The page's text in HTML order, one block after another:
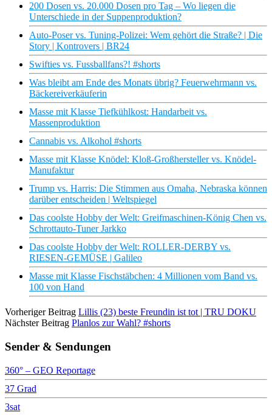
200 Dosen vs. 20.000 Dosen pro Tag – Wo liegen die
Unterschiede in der Suppenproduktion?
Auto-Poser vs. Tuning-Polizei: Wem gehört die Straße? | Die
Story | Kontrovers | BR24
Swifties vs. Fussballfans?! #shorts
Was bleibt am Ende des Monats übrig? Feuerwehrmann vs.
Bäckereiverkäuferin
Masse mit Klasse Tiefkühlkost: Handarbeit vs.
Massenproduktion
Cannabis vs. Alkohol #shorts
Masse mit Klasse Knödel: Kloß-Großhersteller vs. Knödel-
Manufaktur
Trump vs. Harris: Die Stimmen aus Omaha, Nebraska können
darüber entscheiden | Weltspiegel
Das coolste Hobby der Welt: Greifmaschinen-König Chen vs.
Schrottauto-Tuner Jarkko
Das coolste Hobby der Welt: ROLLER-DERBY vs.
RIESEN-GEMÜSE | Galileo
Masse mit Klasse Fischstäbchen: 4 Millionen vom Band vs.
100 von Hand
Vorheriger Beitrag Lillis (23) beste Freundin ist tot | TRU DOKU
Nächster Beitrag Planlos zur Wahl? #shorts
Sender & Sendungen
360° – GEO Reportage
37 Grad
3sat